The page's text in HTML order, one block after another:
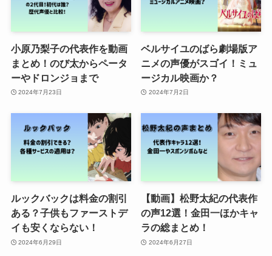
小原乃梨子の代表作を動画
まとめ！のび太からペータ
ーやドロンジョまで
2024年7月23日
ベルサイユのばら劇場版ア
ニメの声優がスゴイ！ミュ
ージカル映画か？
2024年7月2日
ルックバックは料金の割引
ある？子供もファーストデ
イも安くならない！
2024年6月29日
【動画】松野太紀の代表作
の声12選！金田一ほかキャ
ラの総まとめ！
2024年6月27日